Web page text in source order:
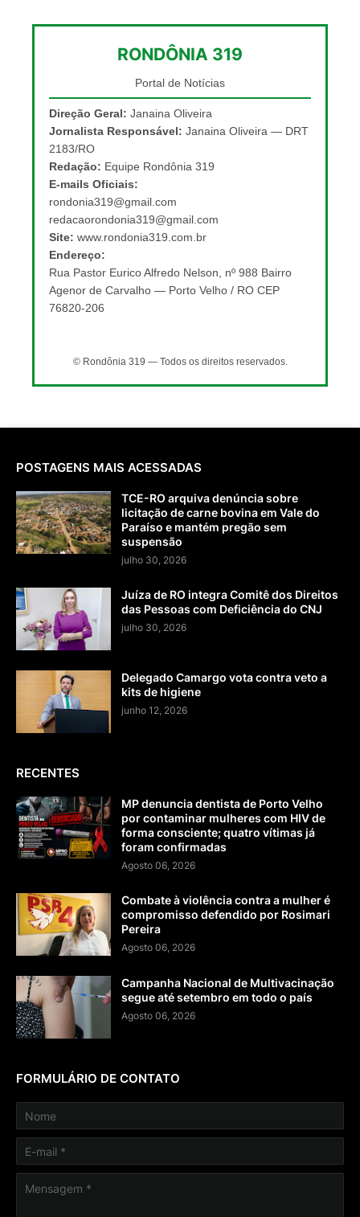
RONDÔNIA 319
Portal de Notícias
Direção Geral: Janaina Oliveira
Jornalista Responsável: Janaina Oliveira — DRT
2183/RO
Redação: Equipe Rondônia 319
E-mails Oficiais:
rondonia319@gmail.com
redacaorondonia319@gmail.com
Site: www.rondonia319.com.br
Endereço:
Rua Pastor Eurico Alfredo Nelson, nº 988 Bairro
Agenor de Carvalho — Porto Velho / RO CEP
76820-206
© Rondônia 319 — Todos os direitos reservados.
POSTAGENS MAIS ACESSADAS
TCE-RO arquiva denúncia sobre
licitação de carne bovina em Vale do
Paraíso e mantém pregão sem
suspensão
julho 30, 2026
Juíza de RO integra Comitê dos Direitos
das Pessoas com Deficiência do CNJ
julho 30, 2026
Delegado Camargo vota contra veto a
kits de higiene
junho 12, 2026
RECENTES
MP denuncia dentista de Porto Velho
por contaminar mulheres com HIV de
forma consciente; quatro vítimas já
foram confirmadas
Agosto 06, 2026
Combate à violência contra a mulher é
compromisso defendido por Rosimari
Pereira
Agosto 06, 2026
Campanha Nacional de Multivacinação
segue até setembro em todo o país
Agosto 06, 2026
FORMULÁRIO DE CONTATO